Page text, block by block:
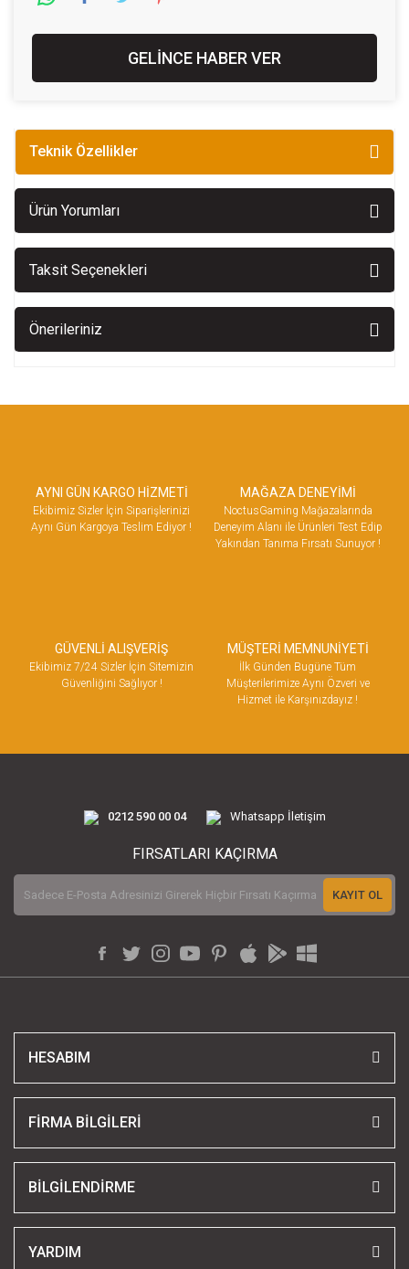
GELİNCE HABER VER
Teknik Özellikler
Ürün Yorumları
Taksit Seçenekleri
Önerileriniz
AYNI GÜN KARGO HİZMETİ
Ekibimiz Sizler İçin Siparişlerinizi
Aynı Gün Kargoya Teslim Ediyor !
MAĞAZA DENEYİMİ
NoctusGaming Mağazalarında
Deneyim Alanı ile Ürünleri Test Edip
Yakından Tanıma Fırsatı Sunuyor !
GÜVENLİ ALIŞVERİŞ
Ekibimiz 7/24 Sizler İçin Sitemizin
Güvenliğini Sağlıyor !
MÜŞTERİ MEMNUNİYETİ
İlk Günden Bugüne Tüm
Müşterilerimize Aynı Özveri ve
Hizmet ile Karşınızdayız !
0212 590 00 04 Whatsapp İletişim
FIRSATLARI KAÇIRMA
KAYIT OL
HESABIM
FİRMA BİLGİLERİ
BİLGİLENDİRME
YARDIM